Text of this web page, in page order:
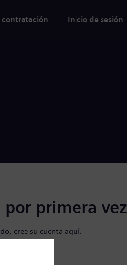
contratación Inicio de sesión
por primera vez
cree su cuenta aquí.